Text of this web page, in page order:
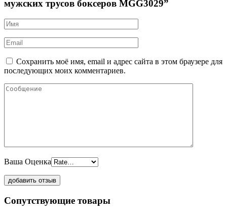
мужских трусов боксеров MGG3029”
Сохранить моё имя, email и адрес сайта в этом браузере для
последующих моих комментариев.
Ваша Оценка
Сопутствующие товары